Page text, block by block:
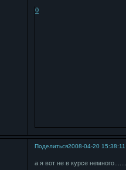
0
Поделиться2008-04-20 15:38:11
а я вот не в курсе